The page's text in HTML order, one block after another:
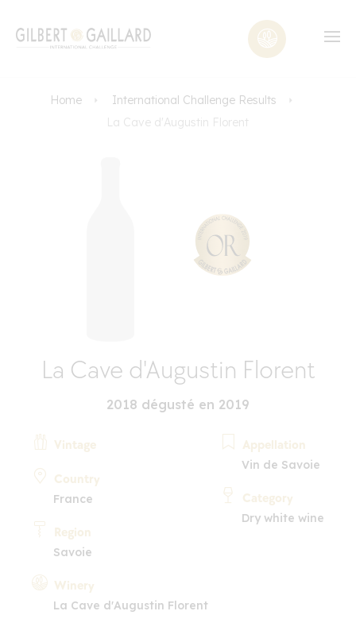
Home
International Challenge Results
La Cave d'Augustin Florent
La Cave d'Augustin Florent
2018 dégusté en 2019
Vintage
Country
France
Region
Savoie
Winery
La Cave d'Augustin Florent
Appellation
Vin de Savoie
Category
Dry white wine